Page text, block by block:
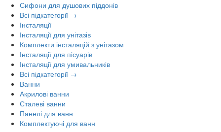
Сифони для душових піддонів
Всі підкатегорії →
Інсталяції
Інсталяції для унітазів
Комплекти інсталяцій з унітазом
Інсталяції для пісуарів
Інсталяції для умивальників
Всі підкатегорії →
Ванни
Акрилові ванни
Сталеві ванни
Панелі для ванн
Комплектуючі для ванн